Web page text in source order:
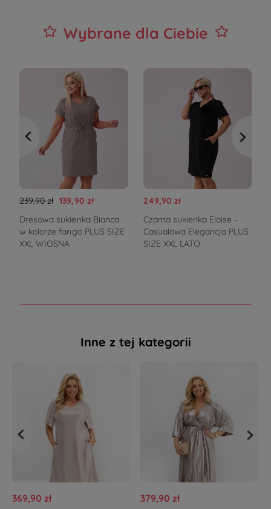
Wybrane dla Ciebie
239,90 zł 139,90 zł
Dresowa sukienka Bianca
w kolorze fango PLUS SIZE
XXL WIOSNA
249,90 zł
Czarna sukienka Eloise -
Casualowa Elegancja PLUS
SIZE XXL LATO
Inne z tej kategorii
369,90 zł 379,90 zł